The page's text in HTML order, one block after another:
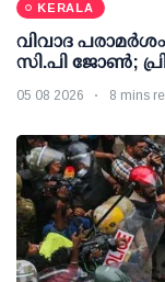
KERALA
വിവാദ പരാമര്‍ശം:
സി.പി ജോണ്‍;
05 08 2026 8 mins